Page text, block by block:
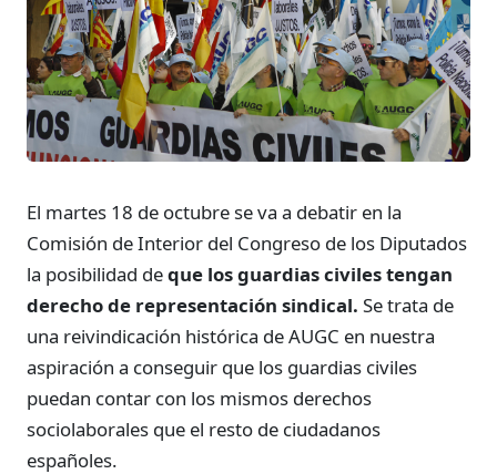
El martes 18 de octubre se va a debatir en la
Comisión de Interior del Congreso de los Diputados
la posibilidad deque los guardias civiles tengan
derecho de representación sindical. Se trata de
una reivindicación histórica de AUGC en nuestra
aspiración a conseguir que los guardias civiles
puedan contar con los mismos derechos
sociolaborales que el resto de ciudadanos
españoles.